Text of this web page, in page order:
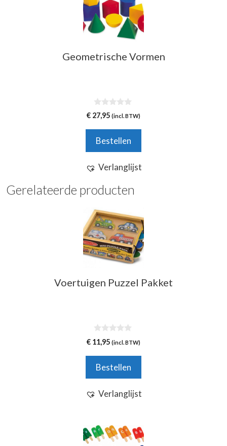
Geometrische Vormen
0
v
5
€ 27,95 (incl. BTW)
Bestellen
Verlanglijst
Gerelateerde producten
Voertuigen Puzzel Pakket
0
v
5
€ 11,95 (incl. BTW)
Bestellen
Verlanglijst